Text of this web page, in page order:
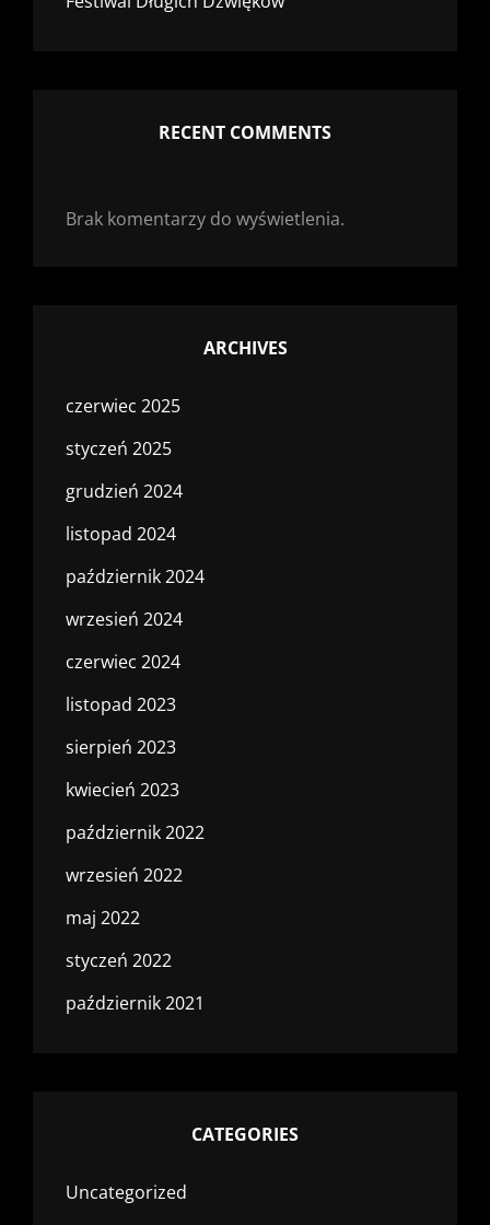
RECENT COMMENTS
Brak komentarzy do wyświetlenia.
ARCHIVES
czerwiec 2025
styczeń 2025
grudzień 2024
listopad 2024
październik 2024
wrzesień 2024
czerwiec 2024
listopad 2023
sierpień 2023
kwiecień 2023
październik 2022
wrzesień 2022
maj 2022
styczeń 2022
październik 2021
CATEGORIES
Uncategorized